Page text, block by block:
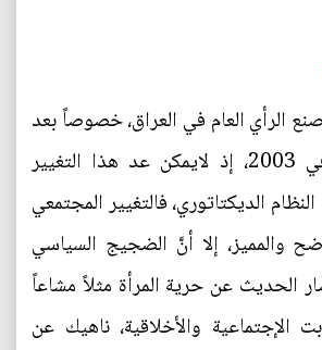
الرأي العام في العراق، خصوصاً بعد
التغيير الحاصل في 2003، إذ لايمكن عد هذا التغيير
الديكتاتوري، فالتغيير المجتمعي
والمميز، إلا أنَّ الضجيج السياسي
الحديث عن حرية المرأة مثلاً مشاعاً
الإجتماعية والأخلاقية، ناهيك عن